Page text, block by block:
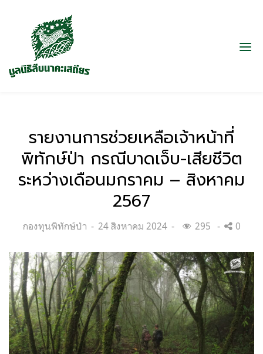
รายงานการช่วยเหลือเจ้าหน้าที่
พิทักษ์ป่า กรณีบาดเจ็บ-เสียชีวิต
ระหว่างเดือนมกราคม – สิงหาคม
2567
Categories:
กองทุนพิทักษ์ป่า
Posted
24 สิงหาคม 2024 295 0